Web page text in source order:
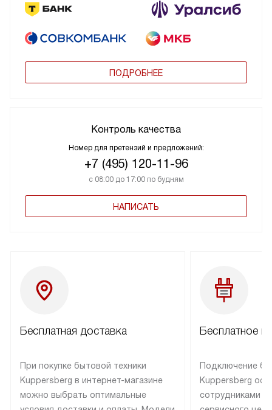
ПОДРОБНЕЕ
Контроль качества
Номер для претензий и предложений:
+7 (495) 120-11-96
с 08:00 до 17:00 по будням
НАПИСАТЬ
Бесплатная доставка
При покупке бытовой техники
Kuppersberg в интернет-магазине
можно выбрать оптимальные
Бесплатное
Подключение
Kuppersberg
сотрудниками